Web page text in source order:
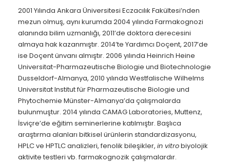
2001 Yılında Ankara Üniversitesi Eczacılık Fakültesi’nden
mezun olmuş, aynı kurumda 2004 yılında Farmakognozi
alanında bilim uzmanlığı, 2011’de doktora derecesini
almaya hak kazanmıştır. 2014’te Yardımcı Doçent, 2017’de
ise Doçent ünvanı almıştır. 2006 yılında Heinrich Heine
Universitat-Pharmazeutische Biologie und Biotechnologie
Dusseldorf-Almanya, 2010 yılında Westfalische Wilhelms
Universitat Institut für Pharmazeutische Biologie und
Phytochemie Münster-Almanya’da çalışmalarda
bulunmuştur. 2014 yılında CAMAG Laboratories, Muttenz,
İsviçre’de eğitim seminerlerine katılmıştır. Başlıca
araştırma alanları bitkisel ürünlerin standardizasyonu,
HPLC ve HPTLC analizleri, fenolik bileşikler, in vitrobiyolojik
aktivite testleri vb. farmakognozik çalışmalardır.